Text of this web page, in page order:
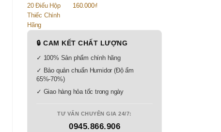
160.000₫
🔒 CAM KẾT CHẤT LƯỢNG
✓ 100% Sản phẩm chính hãng
✓ Bảo quản chuẩn Humidor (Độ ẩm
65%-70%)
✓ Giao hàng hỏa tốc trong ngày
TƯ VẤN CHUYÊN GIA 24/7:
0945.866.906